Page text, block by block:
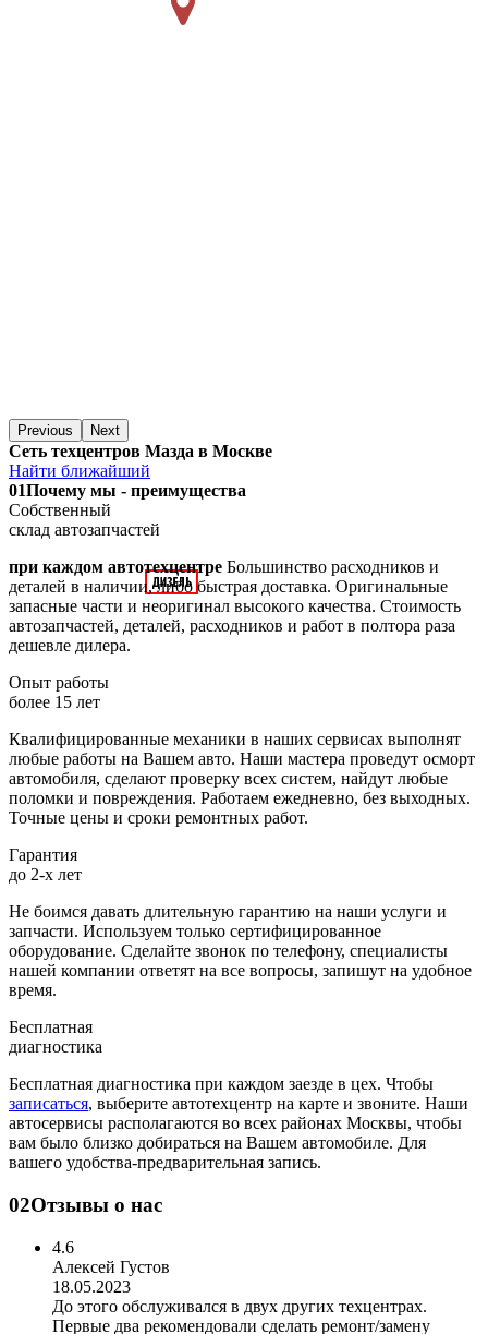
Previous Next
Сеть техцентров Мазда в Москве
Найти ближайший
01Почему мы - преимущества
Собственный
склад автозапчастей
при каждом автотехцентре Большинство расходников и
деталей в наличии, либо быстрая доставка. Оригинальные
запасные части и неоригинал высокого качества. Стоимость
автозапчастей, деталей, расходников и работ в полтора раза
дешевле дилера.
Опыт работы
более 15 лет
Квалифицированные механики в наших сервисах выполнят
любые работы на Вашем авто. Наши мастера проведут осморт
автомобиля, сделают проверку всех систем, найдут любые
поломки и повреждения. Работаем ежедневно, без выходных.
Точные цены и сроки ремонтных работ.
Гарантия
до 2-х лет
Не боимся давать длительную гарантию на наши услуги и
запчасти. Используем только сертифицированное
оборудование. Сделайте звонок по телефону, специалисты
нашей компании ответят на все вопросы, запишут на удобное
время.
Бесплатная
диагностика
Бесплатная диагностика при каждом заезде в цех. Чтобы
записаться, выберите автотехцентр на карте и звоните. Наши
автосервисы располагаются во всех районах Москвы, чтобы
вам было близко добираться на Вашем автомобиле. Для
вашего удобства-предварительная запись.
02Отзывы о нас
4.6
Алексей Густов
18.05.2023
До этого обслуживался в двух других техцентрах.
Первые два рекомендовали сделать ремонт/замену